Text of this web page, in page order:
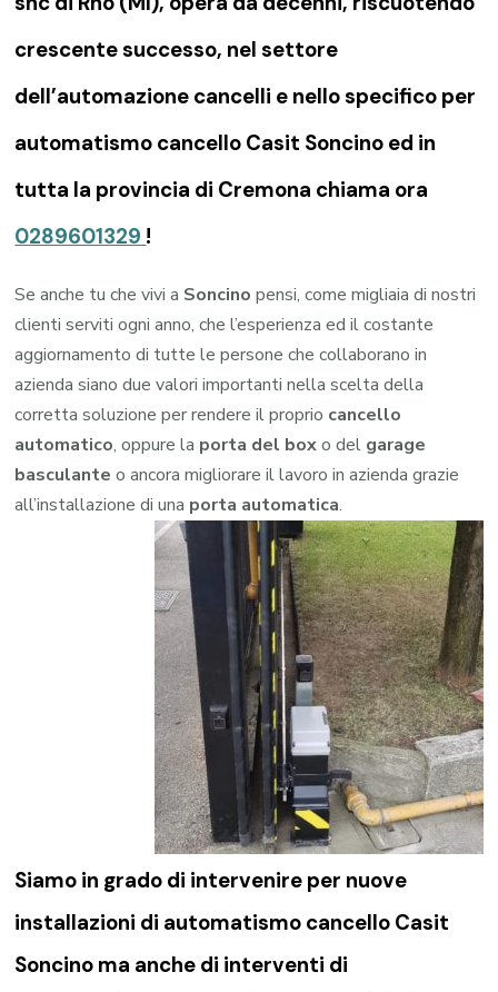
crescente successo, nel settore
dell’automazione cancelli e nello specifico per
automatismo cancello Casit Soncino ed in
tutta la provincia di Cremona chiama ora
0289601329 !
Se anche tu che vivi a Soncino pensi, come migliaia di nostri
clienti serviti ogni anno, che l’esperienza ed il costante
aggiornamento di tutte le persone che collaborano in
azienda siano due valori importanti nella scelta della
corretta soluzione per rendere il proprio cancello
automatico, oppure la porta del boxo del garage
basculante o ancora migliorare il lavoro in azienda grazie
all’installazione di una porta automatica.
Siamo in grado di intervenire per nuove
installazioni di automatismo cancello Casit
Soncino ma anche di interventi di